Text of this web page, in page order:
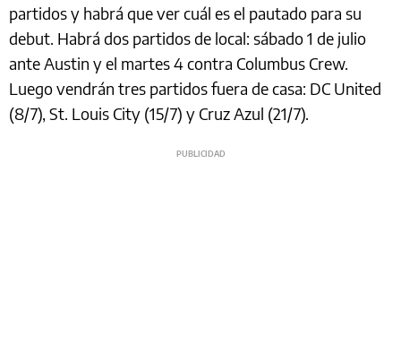
partidos y habrá que ver cuál es el pautado para su
debut. Habrá dos partidos de local: sábado 1 de julio
ante Austin y el martes 4 contra Columbus Crew.
Luego vendrán tres partidos fuera de casa: DC United
(8/7), St. Louis City (15/7) y Cruz Azul (21/7).